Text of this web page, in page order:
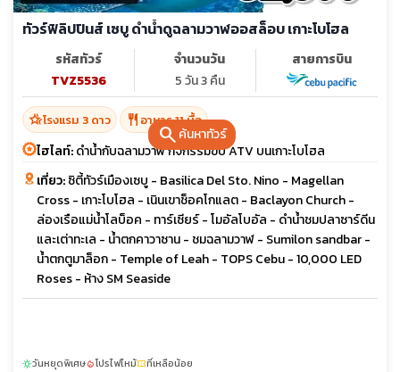
searchค้นหาทัวร์
ทัวร์ฟิลิปปินส์ เซบู ดำน้ำดูฉลามวาฬออสล็อบ เกาะโบโฮล
รหัสทัวร์
TVZ5536
จำนวนวัน
5 วัน 3 คืน
สายการบิน
hotel_classโรงแรม 3 ดาว restaurant อาหาร 11 มื้อ
ไฮไลท์:ดำน้ำกับฉลามวาฬ กิจกรรมขับ ATV บนเกาะโบโฮล
เที่ยว:ซิตี้ทัวร์เมืองเซบู - Basilica Del Sto. Nino - Magellan
Cross - เกาะโบโฮล - เนินเขาช็อคโกแลต - Baclayon Church -
ล่องเรือแม่น้ำโลบ็อค - ทาร์เซียร์ - โมอัลโบอัล - ดำน้ำชมปลาซาร์ดีน
และเต่าทะเล - น้ำตกคาวาซาน - ชมฉลามวาฬ - Sumilon sandbar -
น้ำตกตูมาล็อก - Temple of Leah - TOPS Cebu - 10,000 LED
Roses - ห้าง SM Seaside
sunnyวันหยุดพิเศษlocal_fire_departmentโปรไฟไหม้confirmation_numberที่เหลือน้อย